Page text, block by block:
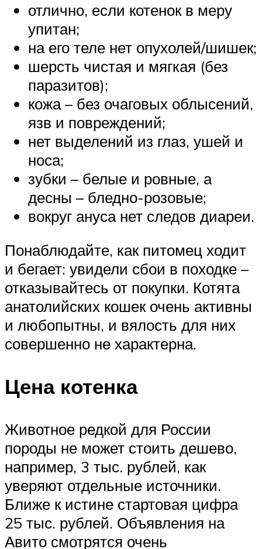
отлично, если котенок в меру
упитан;
на его теле нет опухолей/шишек;
шерсть чистая и мягкая (без
паразитов);
кожа – без очаговых облысений,
язв и повреждений;
нет выделений из глаз, ушей и
носа;
зубки – белые и ровные, а
десны – бледно-розовые;
вокруг ануса нет следов диареи.
Понаблюдайте, как питомец ходит
и бегает: увидели сбои в походке –
отказывайтесь от покупки. Котята
анатолийских кошек очень активны
и любопытны, и вялость для них
совершенно не характерна.
Цена котенка
Животное редкой для России
породы не может стоить дешево,
например, 3 тыс. рублей, как
уверяют отдельные источники.
Ближе к истине стартовая цифра
25 тыс. рублей. Объявления на
Авито смотрятся очень